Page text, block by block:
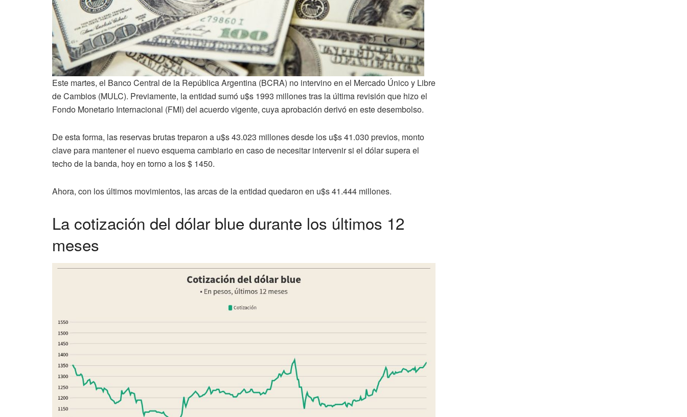
Este martes, el Banco Central de la República Argentina (BCRA) no intervino en el Mercado Único y Libre
de Cambios (MULC). Previamente, la entidad sumó u$s 1993 millones tras la última revisión que hizo el
Fondo Monetario Internacional (FMI) del acuerdo vigente, cuya aprobación derivó en este desembolso.
De esta forma, las reservas brutas treparon a u$s 43.023 millones desde los u$s 41.030 previos, monto
clave para mantener el nuevo esquema cambiario en caso de necesitar intervenir si el dólar supera el
techo de la banda, hoy en torno a los $ 1450.
Ahora, con los últimos movimientos, las arcas de la entidad quedaron en u$s 41.444 millones.
La cotización del dólar blue durante los últimos 12
meses